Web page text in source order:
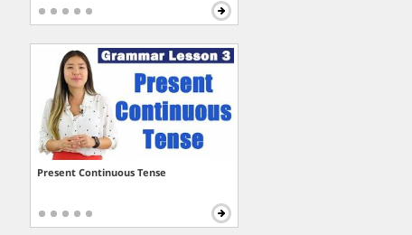
Present Continuous Tense